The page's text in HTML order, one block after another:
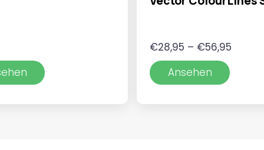
€28,95 – €56,95
Ansehen